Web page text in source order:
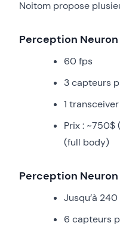
Noitom propose
Perception
60 fps
3 capteurs
1
Prix : ~750$
(full body)
Perception
Jusqu’à
6 capteurs